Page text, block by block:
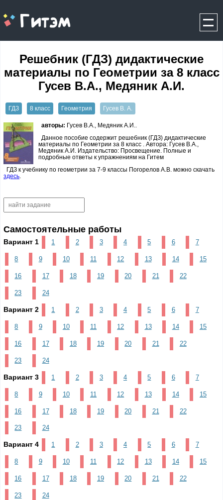
gitem.me
Решебник (ГДЗ) дидактические
материалы по Геометрии за 8 класс
Гусев В.А., Медяник А.И.
ГДЗ 8 класс Геометрия Гусев В. А.
авторы: Гусев В.А., Медяник А.И..
Данное пособие содержит решебник (ГДЗ) дидактические
материалы по Геометрии за 8 класс . Автора: Гусев В.А.,
Медяник А.И. Издательство: Просвещение. Полные и
подробные ответы к упражнениям на Гитем
ГДЗ к учебнику по геометрии за 7-9 классы Погорелов А.В. можно скачать
здесь
Самостоятельные работы
Вариант 1 1 2 3 4 5 6 7
8 9 10 11 12 13 14 15
16 17 18 19 20 21 22
23 24
Вариант 2 1 2 3 4 5 6 7
8 9 10 11 12 13 14 15
16 17 18 19 20 21 22
23 24
Вариант 3 1 2 3 4 5 6 7
8 9 10 11 12 13 14 15
16 17 18 19 20 21 22
23 24
Вариант 4 1 2 3 4 5 6 7
8 9 10 11 12 13 14 15
16 17 18 19 20 21 22
23 24